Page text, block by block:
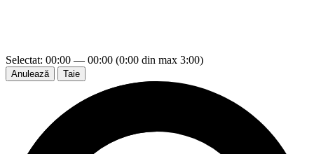
Selectat: 00:00 — 00:00 (0:00 din max 3:00)
Anulează Taie